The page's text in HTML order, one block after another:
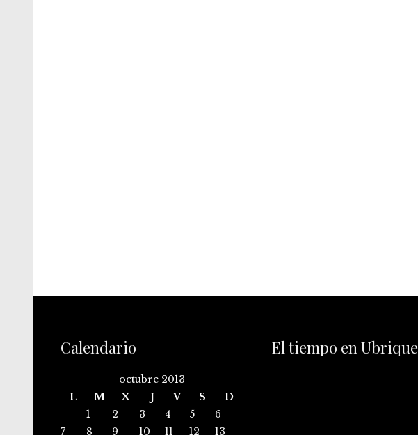
Calendario
octubre 2013
L
M X J V S
D
1
2 3 4 5
6
7
8 9 10 11 12 13
El tiempo en Ubrique